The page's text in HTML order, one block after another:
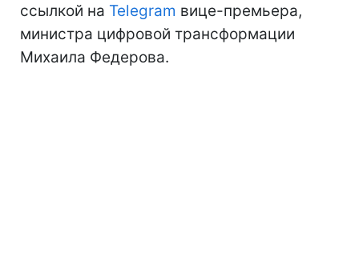
ссылкой на Telegram вице-премьера,
министра цифровой трансформации
Михаила Федерова.